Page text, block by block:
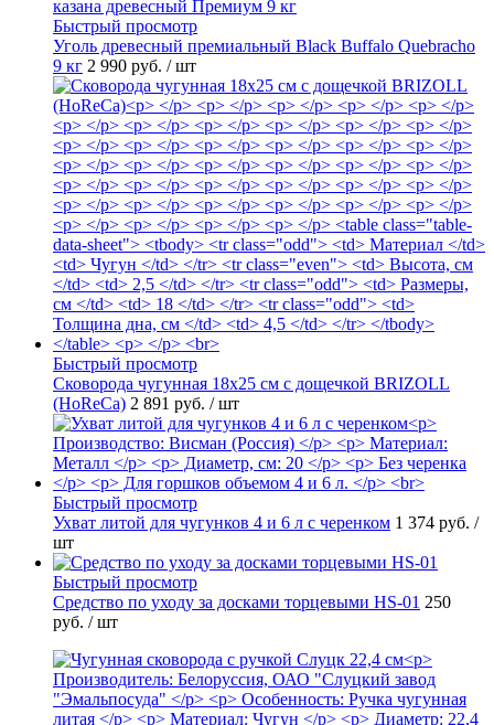
Быстрый просмотр
Уголь древесный премиальный Black Buffalo Quebracho
9 кг 2 990 руб. / шт
Быстрый просмотр
Сковорода чугунная 18х25 см с дощечкой BRIZOLL
(HoReCa) 2 891 руб. / шт
Быстрый просмотр
Ухват литой для чугунков 4 и 6 л с черенком 1 374 руб. /
шт
Быстрый просмотр
Средство по уходу за досками торцевыми HS-01 250
руб. / шт